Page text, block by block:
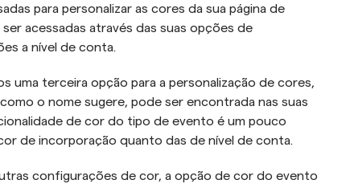
para personalizar as cores da sua página de
a nível de conta.
uma terceira opção para a personalização de cores,
de cor do tipo de evento é um pouco
de incorporação quanto das de nível de conta.
configurações de cor, a opção de cor do evento